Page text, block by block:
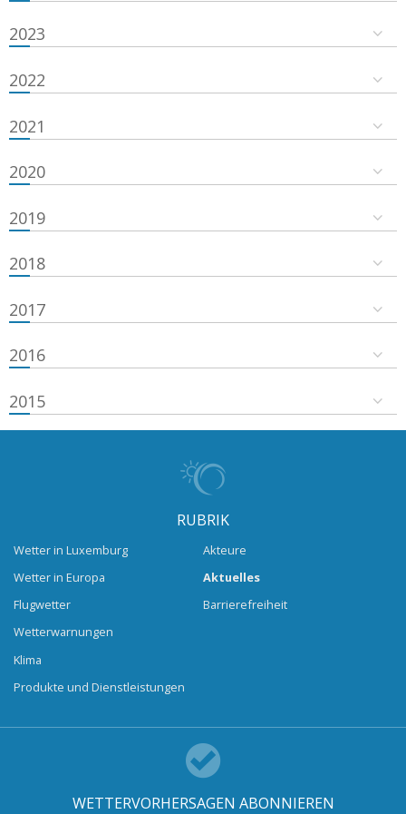
2023
2022
2021
2020
2019
2018
2017
2016
2015
RUBRIK
Wetter in Luxemburg
Wetter in Europa
Flugwetter
Wetterwarnungen
Klima
Produkte und Dienstleistungen
Akteure
Aktuelles
Barrierefreiheit
WETTERVORHERSAGEN ABONNIEREN